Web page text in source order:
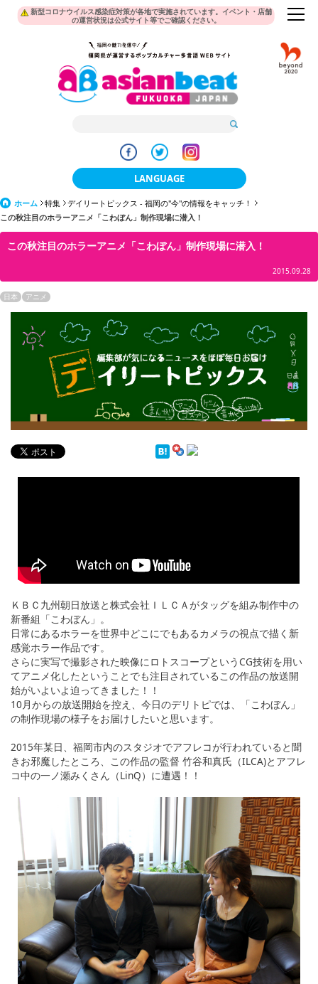
新型コロナウイルス感染症対策が各地で実施されています。イベント・店舗
の運営状況は公式サイト等でご確認ください。
LANGUAGE
日本語
한국어
tiéng Viêt
Bahasa Indonesia
ホーム 特集
デイリートピックス - 福岡の"今"の情報をキャッチ！
この秋注目のホラーアニメ「こわぼん」制作現場に潜入！
この秋注目のホラーアニメ「こわぼん」制作現場に潜入！
2015.09.28
日本 アニメ
デイリートピックス
ＫＢＣ九州朝日放送と株式会社ＩＬＣＡがタッグを組み制作中の
新番組「こわぼん」。
日常にあるホラーを世界中どこにでもあるカメラの視点で描く新
感覚ホラー作品です。
さらに実写で撮影された映像にロトスコープというCG技術を用い
てアニメ化したということでも注目されているこの作品の放送開
始がいよいよ迫ってきました！！
10月からの放送開始を控え、今日のデリトピでは、「こわぼん」
の制作現場の様子をお届けしたいと思います。
2015年某日、福岡市内のスタジオでアフレコが行われていると聞
きお邪魔したところ、この作品の監督 竹谷和真氏（ILCA)とアフレ
コ中の一ノ瀬みくさん（LinQ）に遭遇！！